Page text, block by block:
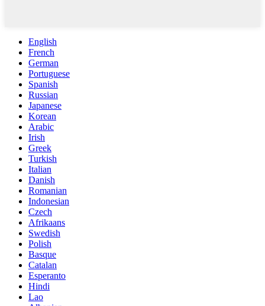
English
French
German
Portuguese
Spanish
Russian
Japanese
Korean
Arabic
Irish
Greek
Turkish
Italian
Danish
Romanian
Indonesian
Czech
Afrikaans
Swedish
Polish
Basque
Catalan
Esperanto
Hindi
Lao